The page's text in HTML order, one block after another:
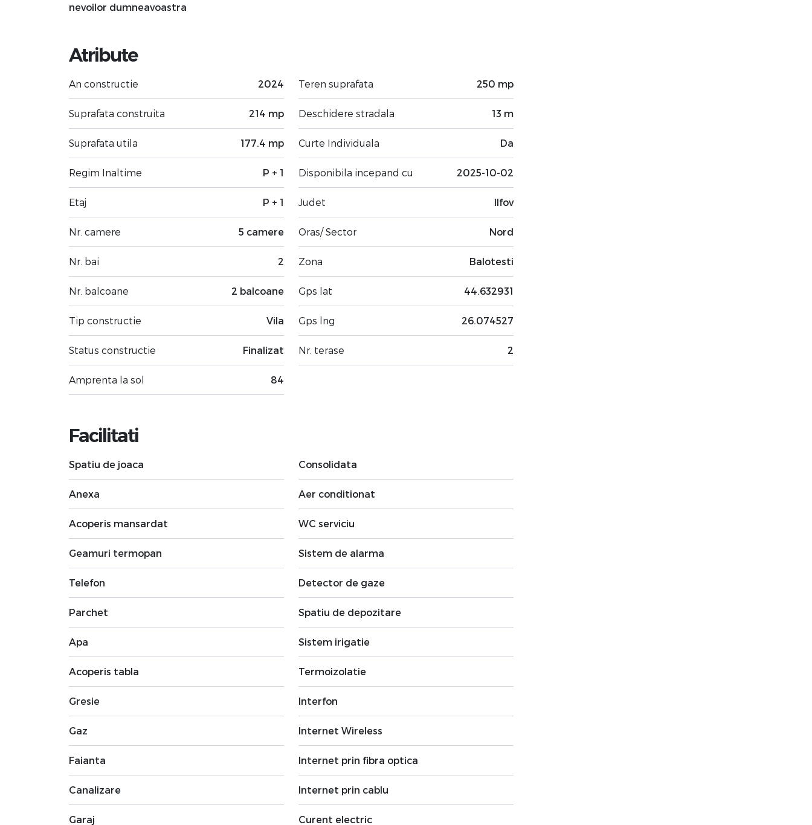
nevoilor dumneavoastra
Atribute
An constructie 2024
Suprafata construita 214 mp
Suprafata utila 177.4 mp
Regim Inaltime P + 1
Etaj P + 1
Nr. camere 5 camere
Nr. bai 2
Nr. balcoane 2 balcoane
Tip constructie Vila
Status constructie Finalizat
Amprenta la sol 84
Teren suprafata 250 mp
Deschidere stradala 13 m
Curte Individuala Da
Disponibila incepand cu 2025-10-02
Judet Ilfov
Oras/ Sector Nord
Zona Balotesti
Gps lat 44.632931
Gps lng 26.074527
Nr. terase 2
Facilitati
Spatiu de joaca
Anexa
Acoperis mansardat
Geamuri termopan
Telefon
Parchet
Apa
Acoperis tabla
Gresie
Gaz
Faianta
Canalizare
Garaj
Consolidata
Aer conditionat
WC serviciu
Sistem de alarma
Detector de gaze
Spatiu de depozitare
Sistem irigatie
Termoizolatie
Interfon
Internet Wireless
Internet prin fibra optica
Internet prin cablu
Curent electric